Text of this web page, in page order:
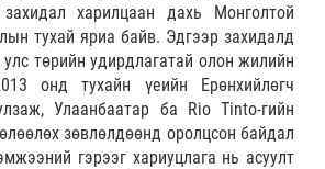
харилцаан дахь Монголтой
тухай яриа байв. Эдгээр захидалд
төрийн удирдлагатай олон жилийн
онд тухайн үеийн Ерөнхийлөгч
Улаанбаатар ба Rio Tinto-гийн
зөвлөлдөөнд оролцсон байдал
гэрээг хариуцлага нь асуулт